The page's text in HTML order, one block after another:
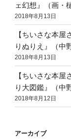
ェ幻想』（画・
2018年8月13日
【ちいさな本
りぬりえ』（中
2018年8月13日
【ちいさな本
り大図鑑』（中
2018年8月12日
アーカイブ